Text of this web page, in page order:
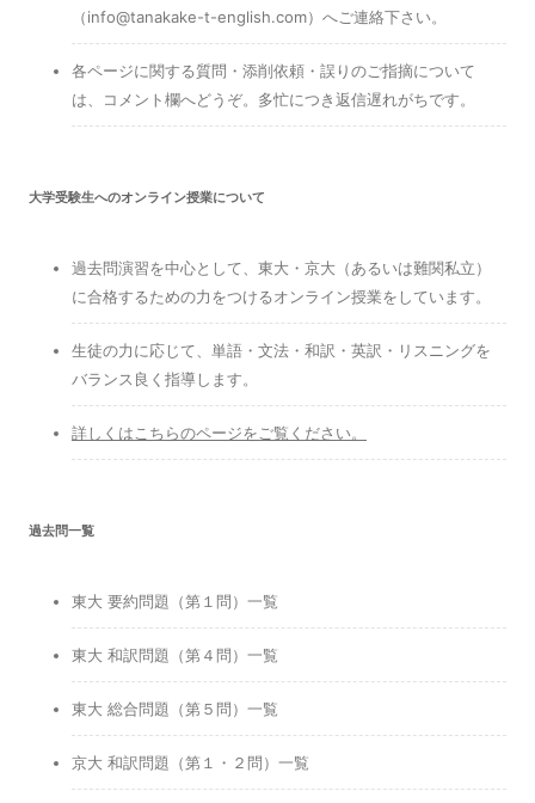
（info@tanakake-t-english.com）へご連絡下さい。
各ページに関する質問・添削依頼・誤りのご指摘について
は、コメント欄へどうぞ。多忙につき返信遅れがちです。
大学受験生へのオンライン授業について
過去問演習を中心として、東大・京大（あるいは難関私立）
に合格するための力をつけるオンライン授業をしています。
生徒の力に応じて、単語・文法・和訳・英訳・リスニングを
バランス良く指導します。
詳しくはこちらのページをご覧ください。
過去問一覧
東大 要約問題（第１問）一覧
東大 和訳問題（第４問）一覧
東大 総合問題（第５問）一覧
京大 和訳問題（第１・２問）一覧